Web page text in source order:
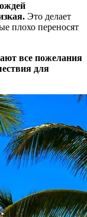
Это делает
плохо переносят
все пожелания
для